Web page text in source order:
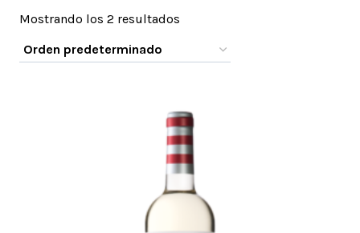
Mostrando los 2 resultados